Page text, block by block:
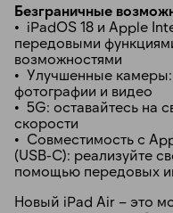
Безграничные
• iPadOS 18 и Apple
передовыми
возможностями
• Улучшенные
фотографии и видео
• 5G: оставайтесь на
скорости
• Совместимость с
(USB-C): реализуйте
помощью передовых
Новый iPad Air – это